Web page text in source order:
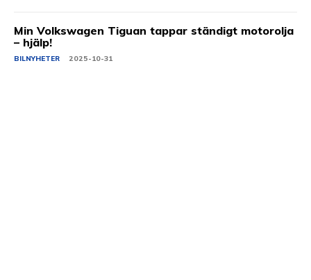
Min Volkswagen Tiguan tappar ständigt motorolja
– hjälp!
BILNYHETER 2025-10-31